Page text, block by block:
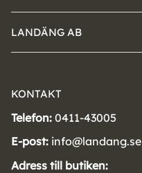
LANDÄNG AB
KONTAKT
Telefon: 0411-43005
E-post: info@landang.se
Adress till butiken: